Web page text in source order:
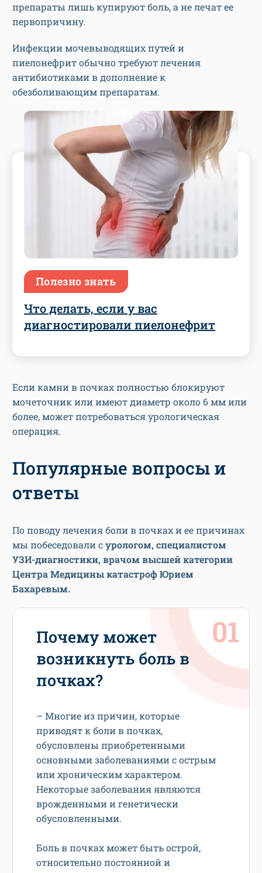
препараты лишь купируют боль, а не лечат ее
первопричину.
Инфекции мочевыводящих путей и
пиелонефрит обычно требуют лечения
антибиотиками в дополнение к
обезболивающим препаратам.
Полезно знать
Что делать, если у вас
диагностировали пиелонефрит
Если камни в почках полностью блокируют
мочеточник или имеют диаметр около 6 мм или
более, может потребоваться урологическая
операция.
Популярные вопросы и
ответы
По поводу лечения боли в почках и ее причинах
мы побеседовали сурологом, специалистом
УЗИ-диагностики, врачом высшей категории
Центра Медицины катастроф Юрием
Бахаревым.
Почему может
возникнуть боль в
почках?
– Многие из причин, которые
приводят к боли в почках,
обусловлены приобретенными
основными заболеваниями с острым
или хроническим характером.
Некоторые заболевания являются
врожденными и генетически
обусловленными.
Боль в почках может быть острой,
относительно постоянной и